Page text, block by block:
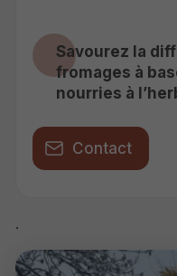
Savourez la
fromages à
nourries à
Contact
.